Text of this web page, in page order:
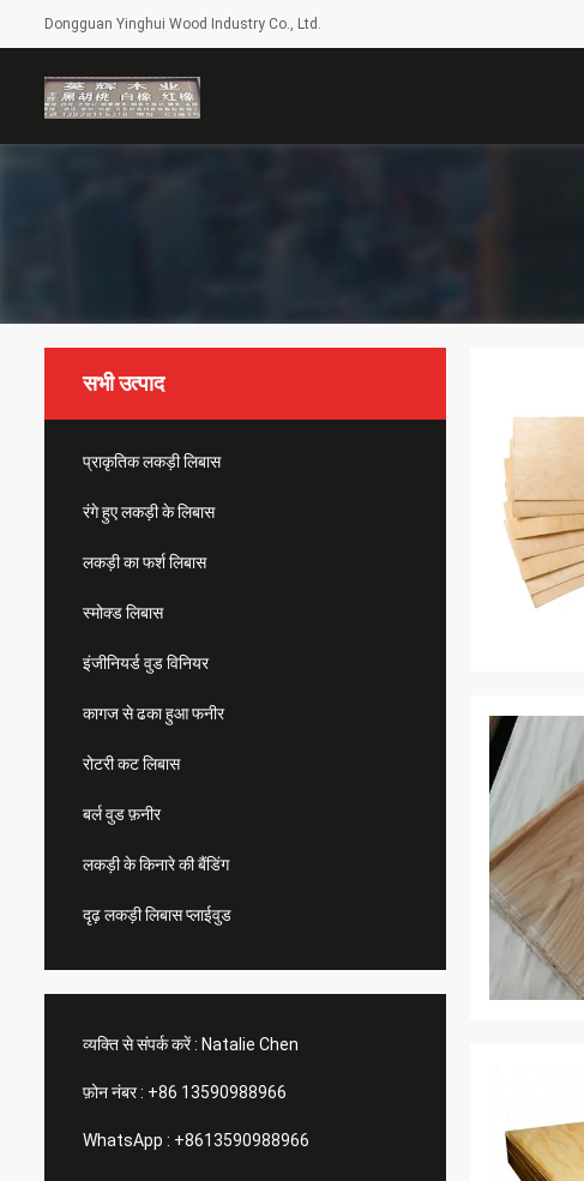
Dongguan Yinghui Wood Industry Co., Ltd.
सभी उत्पाद
प्राकृतिक लकड़ी लिबास
रंगे हुए लकड़ी के लिबास
लकड़ी का फर्श लिबास
स्मोक्ड लिबास
इंजीनियर्ड वुड विनियर
कागज से ढका हुआ फनीर
रोटरी कट लिबास
बर्ल वुड फ़नीर
लकड़ी के किनारे की बैंडिंग
दृढ़ लकड़ी लिबास प्लाईवुड
व्यक्ति से संपर्क करें : Natalie Chen
फ़ोन नंबर : +86 13590988966
WhatsApp : +8613590988966